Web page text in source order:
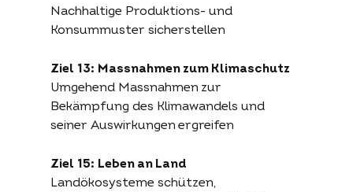
Nachhaltige Produktions- und
Konsummuster sicherstellen
Ziel 13: Massnahmen zum Klimaschutz
Umgehend Massnahmen zur
Bekämpfung des Klimawandels und
seiner Auswirkungen ergreifen
Ziel 15: Leben an Land
Landökosysteme schützen,